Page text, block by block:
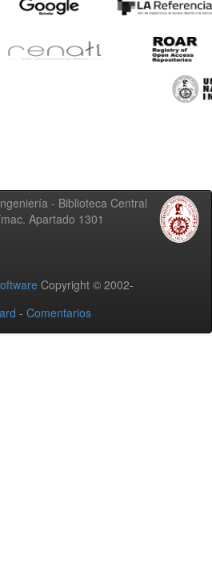
- Biblioteca Central
Apartado 1301
Copyright © 2002-
- Comentarios